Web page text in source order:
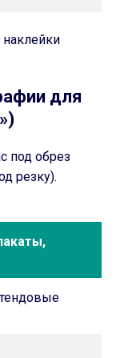
для
под обрез
резку).